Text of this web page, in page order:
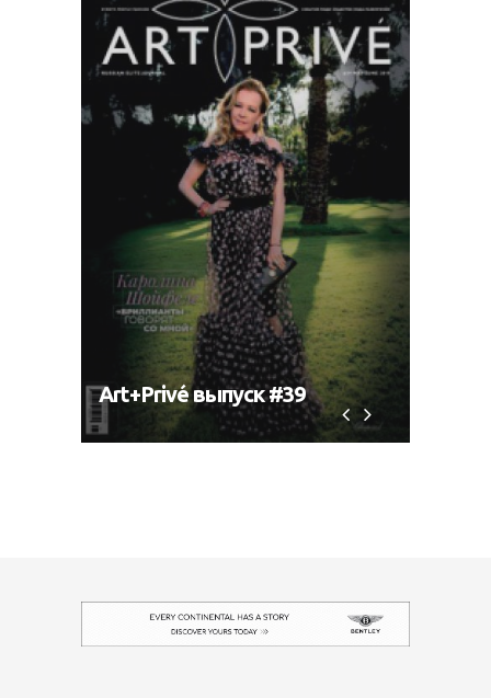
Art+Privé выпуск #39